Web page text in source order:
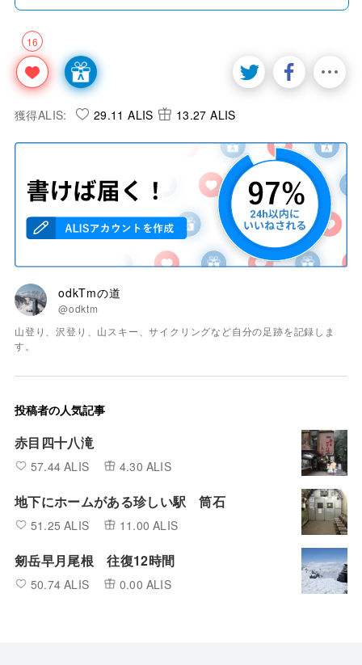
16
獲得ALIS: 29.11 ALIS 13.27 ALIS
odkTmの道
@odktm
山登り、沢登り、山スキー、サイクリングなど自分の足跡を記録しま
す。
投稿者の人気記事
赤目四十八滝
57.44 ALIS 4.30 ALIS
地下にホームがある珍しい駅 筒石
51.25 ALIS 11.00 ALIS
剱岳早月尾根 往復12時間
50.74 ALIS 0.00 ALIS